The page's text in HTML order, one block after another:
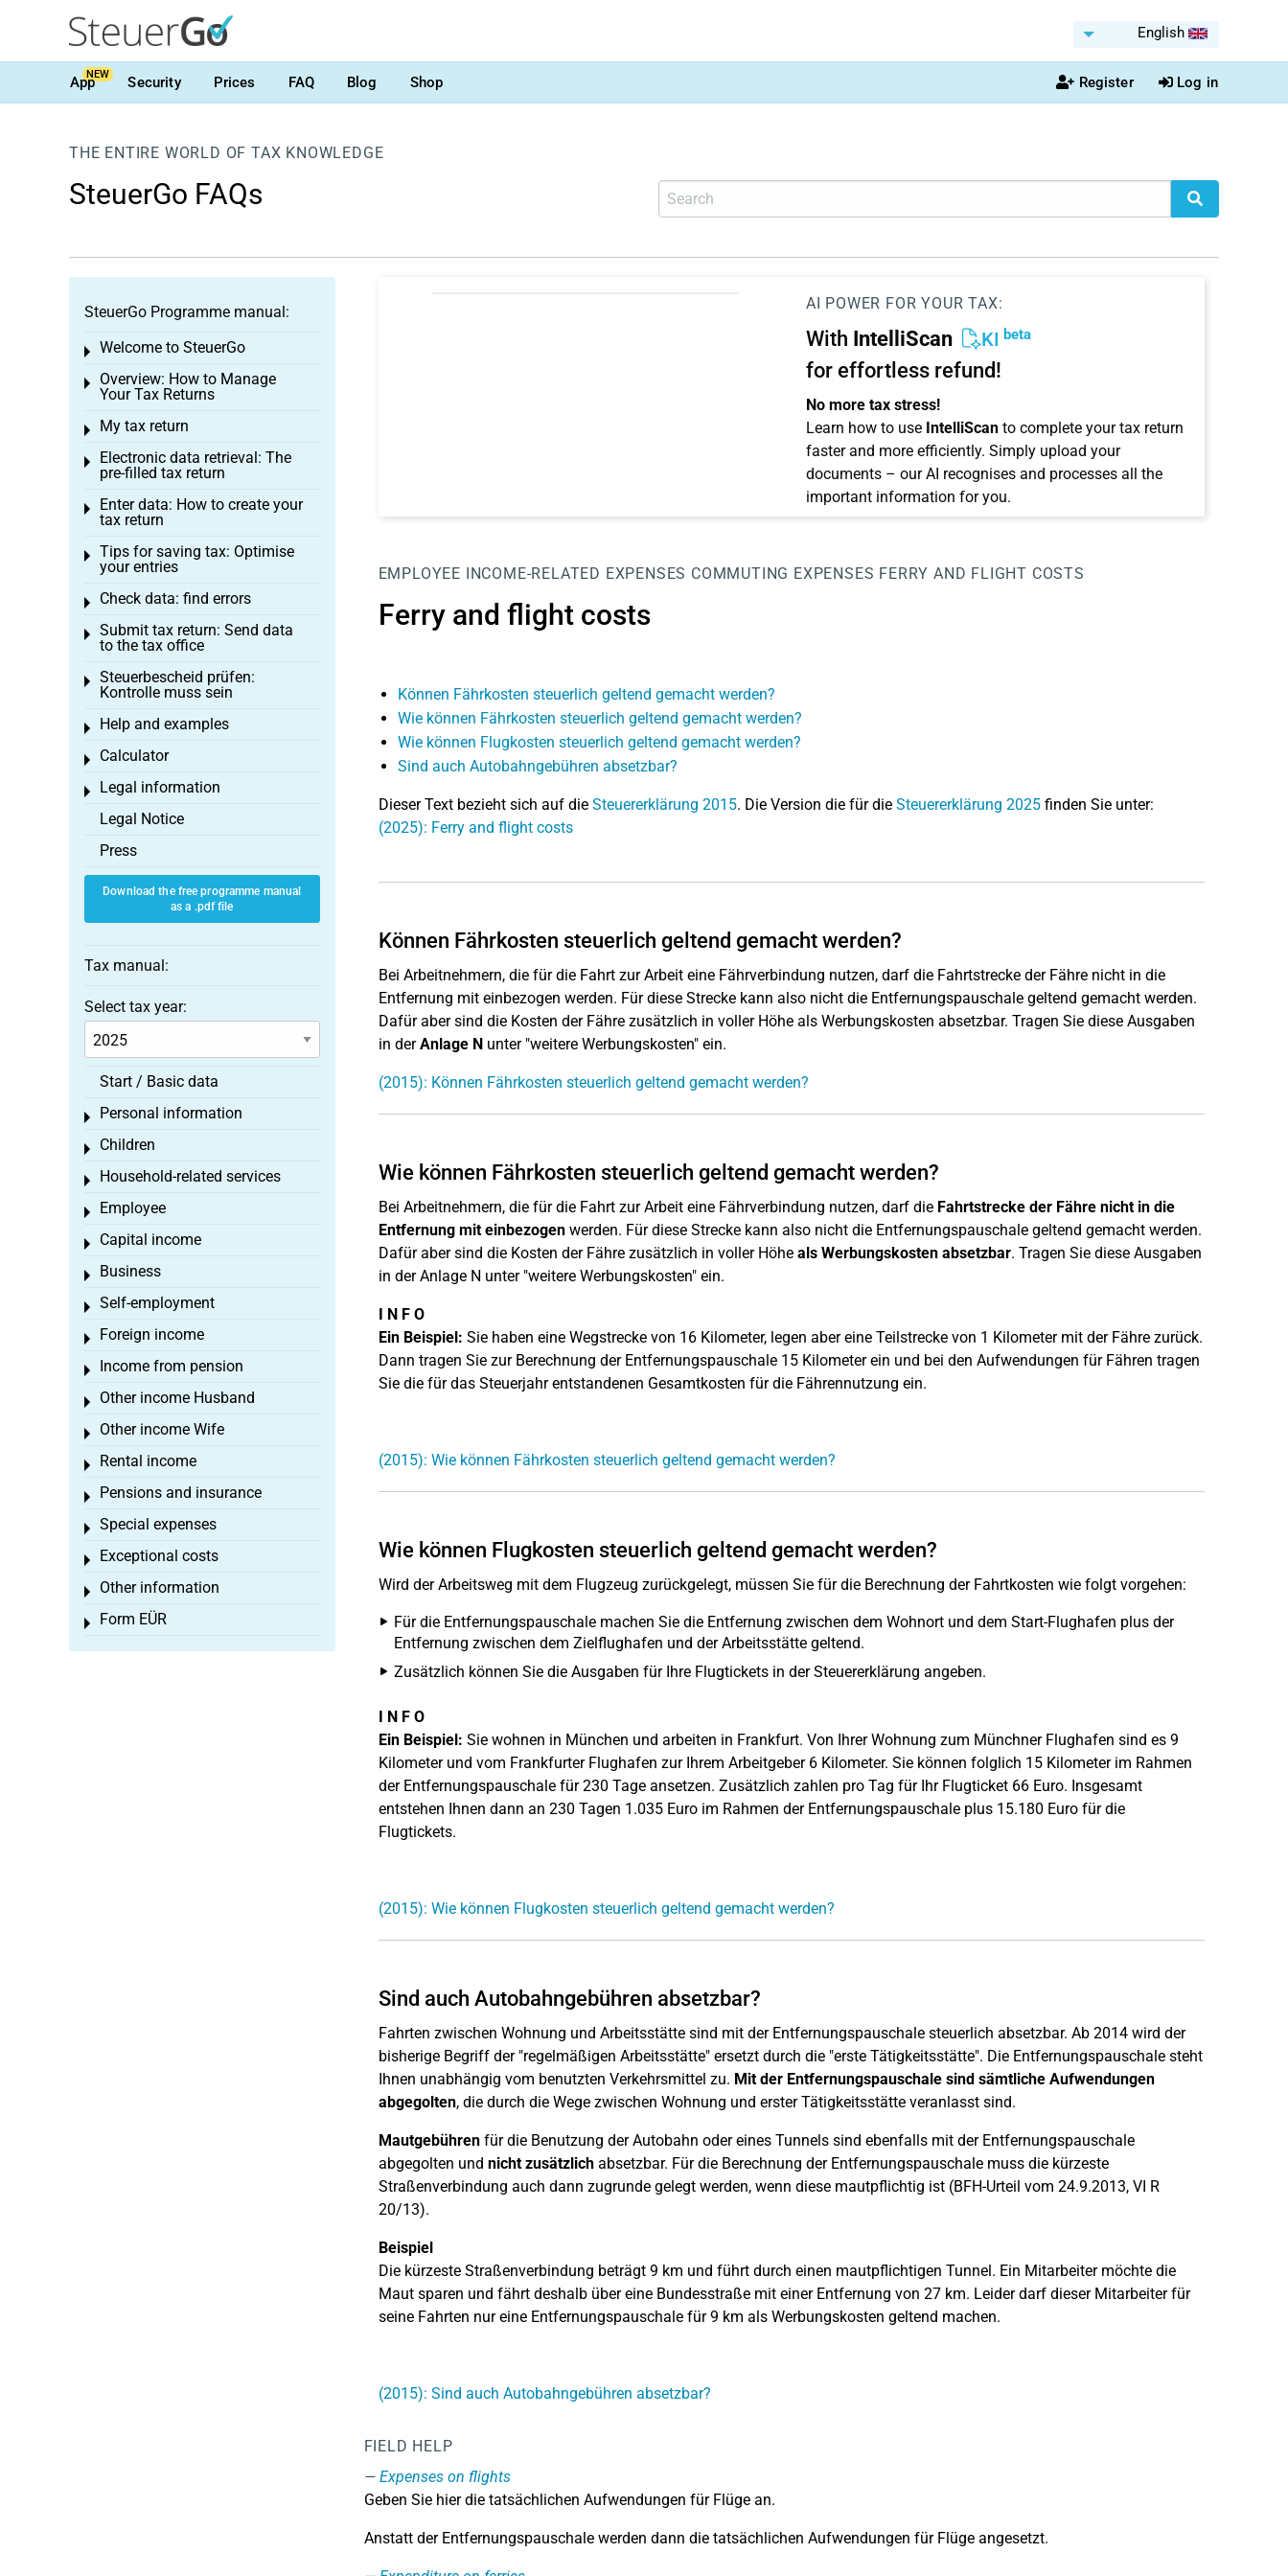
English
AppNEW Security Prices FAQ Blog Shop Register Log in
THE ENTIRE WORLD OF TAX KNOWLEDGE
SteuerGo FAQs
AI POWER FOR YOUR TAX:
With IntelliScan KI beta
for effortless refund!
No more tax stress!
Learn how to use IntelliScanto complete your tax return
faster and more efficiently. Simply upload your
documents – our AI recognises and processes all the
important information for you.
EMPLOYEE INCOME-RELATED EXPENSES COMMUTING EXPENSES FERRY AND FLIGHT COSTS
Ferry and flight costs
Können Fährkosten steuerlich geltend gemacht werden?
Wie können Fährkosten steuerlich geltend gemacht werden?
Wie können Flugkosten steuerlich geltend gemacht werden?
Sind auch Autobahngebühren absetzbar?
Dieser Text bezieht sich auf die Steuererklärung 2015. Die Version die für die Steuererklärung 2025finden Sie unter:
(2025): Ferry and flight costs
Können Fährkosten steuerlich geltend gemacht werden?
Bei Arbeitnehmern, die für die Fahrt zur Arbeit eine Fährverbindung nutzen, darf die Fahrtstrecke der Fähre nicht in die
Entfernung mit einbezogen werden. Für diese Strecke kann also nicht die Entfernungspauschale geltend gemacht werden.
Dafür aber sind die Kosten der Fähre zusätzlich in voller Höhe als Werbungskosten absetzbar. Tragen Sie diese Ausgaben
in derAnlage Nunter "weitere Werbungskosten" ein.
(2015): Können Fährkosten steuerlich geltend gemacht werden?
Wie können Fährkosten steuerlich geltend gemacht werden?
Bei Arbeitnehmern, die für die Fahrt zur Arbeit eine Fährverbindung nutzen, darf dieFahrtstrecke der Fähre nicht in die
Entfernung mit einbezogenwerden. Für diese Strecke kann also nicht die Entfernungspauschale geltend gemacht werden.
Dafür aber sind die Kosten der Fähre zusätzlich in voller Höhe als Werbungskosten absetzbar. Tragen Sie diese Ausgaben
in der Anlage N unter "weitere Werbungskosten" ein.
I N F O
Ein Beispiel: Sie haben eine Wegstrecke von 16 Kilometer, legen aber eine Teilstrecke von 1 Kilometer mit der Fähre zurück.
Dann tragen Sie zur Berechnung der Entfernungspauschale 15 Kilometer ein und bei den Aufwendungen für Fähren tragen
Sie die für das Steuerjahr entstandenen Gesamtkosten für die Fährennutzung ein.
(2015): Wie können Fährkosten steuerlich geltend gemacht werden?
Wie können Flugkosten steuerlich geltend gemacht werden?
Wird der Arbeitsweg mit dem Flugzeug zurückgelegt, müssen Sie für die Berechnung der Fahrtkosten wie folgt vorgehen:
Für die Entfernungspauschale machen Sie die Entfernung zwischen dem Wohnort und dem Start-Flughafen plus der
Entfernung zwischen dem Zielflughafen und der Arbeitsstätte geltend.
Zusätzlich können Sie die Ausgaben für Ihre Flugtickets in der Steuererklärung angeben.
I N F O
Ein Beispiel: Sie wohnen in München und arbeiten in Frankfurt. Von Ihrer Wohnung zum Münchner Flughafen sind es 9
Kilometer und vom Frankfurter Flughafen zur Ihrem Arbeitgeber 6 Kilometer. Sie können folglich 15 Kilometer im Rahmen
der Entfernungspauschale für 230 Tage ansetzen. Zusätzlich zahlen pro Tag für Ihr Flugticket 66 Euro. Insgesamt
entstehen Ihnen dann an 230 Tagen 1.035 Euro im Rahmen der Entfernungspauschale plus 15.180 Euro für die
Flugtickets.
(2015): Wie können Flugkosten steuerlich geltend gemacht werden?
Sind auch Autobahngebühren absetzbar?
Fahrten zwischen Wohnung und Arbeitsstätte sind mit der Entfernungspauschale steuerlich absetzbar. Ab 2014 wird der
bisherige Begriff der "regelmäßigen Arbeitsstätte" ersetzt durch die "erste Tätigkeitsstätte". Die Entfernungspauschale steht
Ihnen unabhängig vom benutzten Verkehrsmittel zu. Mit der Entfernungspauschale sind sämtliche Aufwendungen
abgegolten, die durch die Wege zwischen Wohnung und erster Tätigkeitsstätte veranlasst sind.
Mautgebührenfür die Benutzung der Autobahn oder eines Tunnels sind ebenfalls mit der Entfernungspauschale
abgegolten und nicht zusätzlichabsetzbar. Für die Berechnung der Entfernungspauschale muss die kürzeste
Straßenverbindung auch dann zugrunde gelegt werden, wenn diese mautpflichtig ist (BFH-Urteil vom 24.9.2013, VI R
20/13).
Beispiel
Die kürzeste Straßenverbindung beträgt 9 km und führt durch einen mautpflichtigen Tunnel. Ein Mitarbeiter möchte die
Maut sparen und fährt deshalb über eine Bundesstraße mit einer Entfernung von 27 km. Leider darf dieser Mitarbeiter für
seine Fahrten nur eine Entfernungspauschale für 9 km als Werbungskosten geltend machen.
(2015): Sind auch Autobahngebühren absetzbar?
FIELD HELP
Expenses on flights
Geben Sie hier die tatsächlichen Aufwendungen für Flüge an.
Anstatt der Entfernungspauschale werden dann die tatsächlichen Aufwendungen für Flüge angesetzt.
SteuerGo Programme manual:
Welcome to SteuerGo
Toggle menu
Overview: How to Manage
Your Tax Returns
Toggle menu
My tax return
Toggle menu
Electronic data retrieval: The
pre-filled tax return
Toggle menu
Enter data: How to create your
tax return
Toggle menu
Tips for saving tax: Optimise
your entries
Toggle menu
Check data: find errors
Toggle menu
Submit tax return: Send data
to the tax office
Toggle menu
Steuerbescheid prüfen:
Kontrolle muss sein
Toggle menu
Help and examples
Toggle menu
Calculator
Toggle menu
Legal information
Toggle menu
Legal Notice
Press
Download the free programme manual
as a .pdf file
Tax manual:
Select tax year:
Start / Basic data
Personal information
Toggle menu
Children
Toggle menu
Household-related services
Toggle menu
Employee
Toggle menu
Capital income
Toggle menu
Business
Toggle menu
Self-employment
Toggle menu
Foreign income
Toggle menu
Income from pension
Toggle menu
Other income Husband
Toggle menu
Other income Wife
Toggle menu
Rental income
Toggle menu
Pensions and insurance
Toggle menu
Special expenses
Toggle menu
Exceptional costs
Toggle menu
Other information
Toggle menu
Form EÜR
Toggle menu